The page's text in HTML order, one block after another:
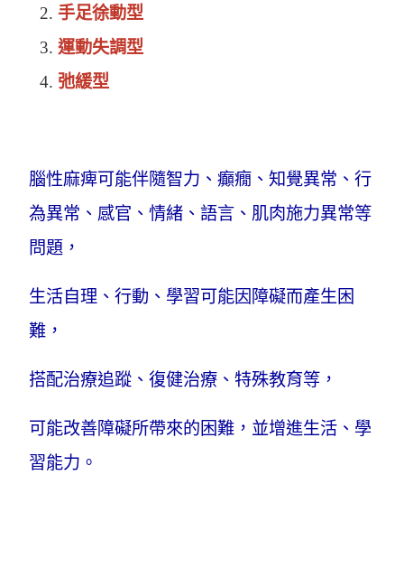
手足徐動型
運動失調型
弛緩型
腦性麻痺可能伴隨智力、癲癇、知覺異常、行
為異常、感官、情緒、語言、肌肉施力異常等
問題，
生活自理、行動、學習可能因障礙而產生困
難，
搭配治療追蹤、復健治療、特殊教育等，
可能改善障礙所帶來的困難，並增進生活、學
習能力。